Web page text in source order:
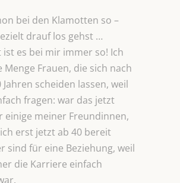
bei den Klamotten so –
drauf los gehst …
es bei mir immer so! Ich
Menge Frauen, die sich nach
Jahren scheiden lassen, weil
fragen: war das jetzt
einige meiner Freundinnen,
erst jetzt ab 40 bereit
sind für eine Beziehung, weil
die Karriere einfach